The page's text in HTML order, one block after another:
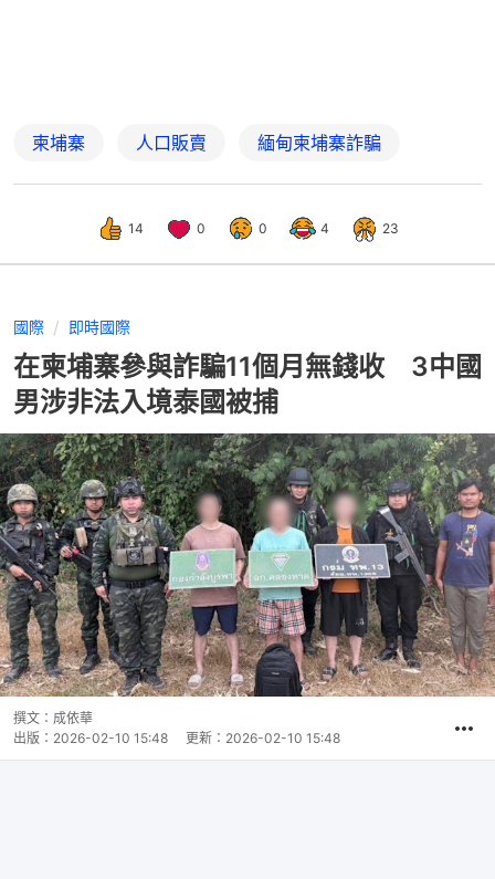
柬埔寨 人口販賣 緬甸柬埔寨詐騙
14 0 0 4 23
國際 即時國際
在柬埔寨參與詐騙11個月無錢收 3中國
男涉非法入境泰國被捕
撰文： 成依華
出版： 2026-02-10 15:48 更新： 2026-02-10 15:48